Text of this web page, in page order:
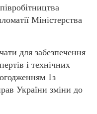
Міністерства
для забезпечення
і технічних
1з
України зміни до